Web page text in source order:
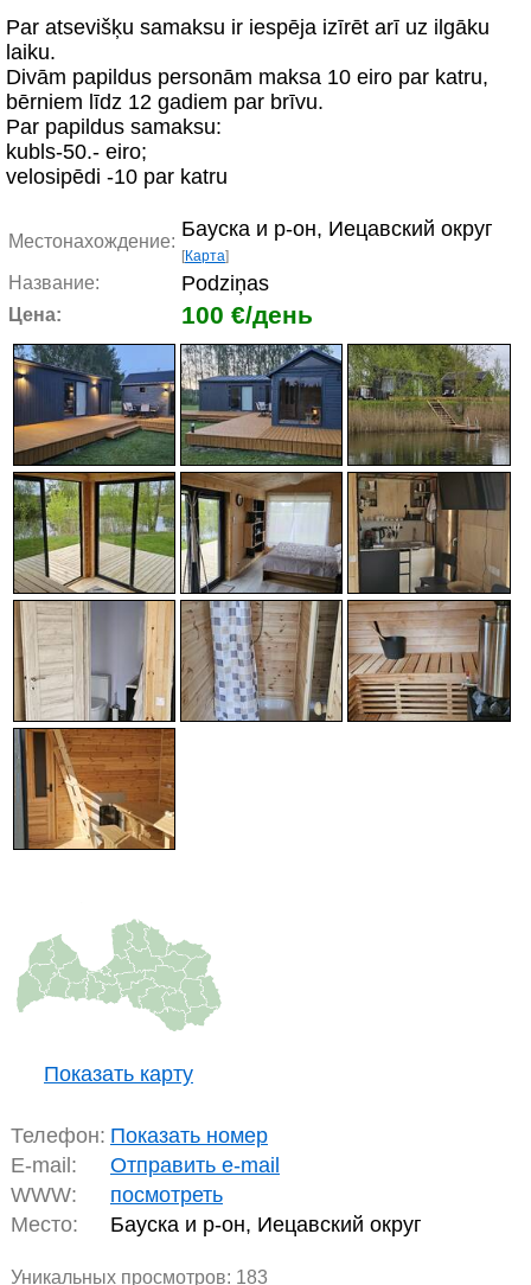
Par atsevišķu samaksu ir iespēja izīrēt arī uz ilgāku
laiku.
Divām papildus personām maksa 10 eiro par katru,
bērniem līdz 12 gadiem par brīvu.
Par papildus samaksu:
kubls-50.- eiro;
velosipēdi -10 par katru
Местонахождение:
Бауска и р-он, Иецавский округ
[Карта]
Название: Podziņas
Цена: 100 €/день
Показать карту
Телефон: Показать номер
E-mail:
Отправить e-mail
WWW:
посмотреть
Место:
Бауска и р-он, Иецавский округ
Уникальных просмотров: 183